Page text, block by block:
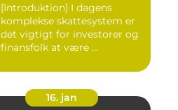
[Introduktion] I dagens
komplekse skattesystem er
det vigtigt for investorer og
finansfolk at være ...
16. jan